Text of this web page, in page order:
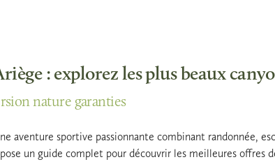
: explorez les plus beaux
nature garanties
aventure sportive passionnante combinant randonnée,
un guide complet pour découvrir les meilleures offres